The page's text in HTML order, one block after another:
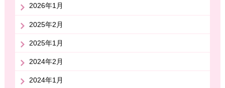
2026年1月
2025年2月
2025年1月
2024年2月
2024年1月